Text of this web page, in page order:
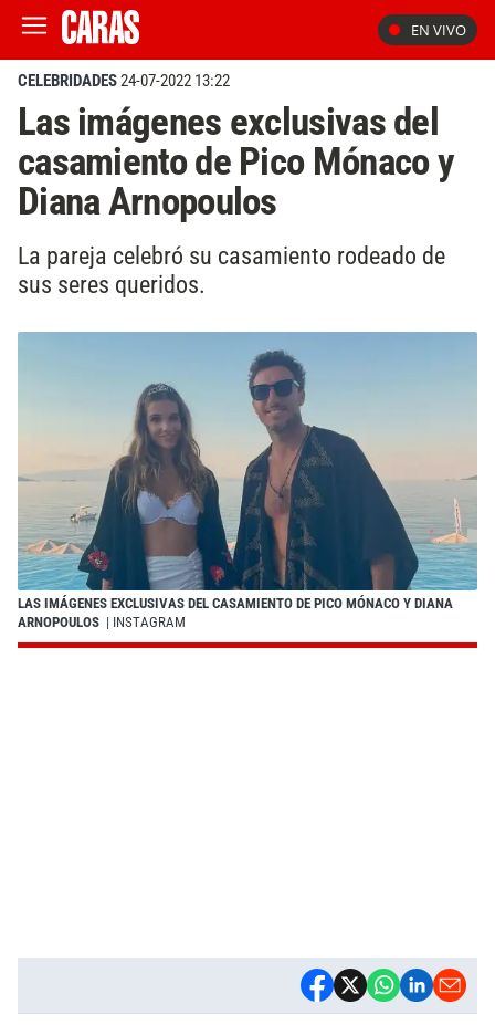
EN VIVO
CELEBRIDADES24-07-2022 13:22
Las imágenes exclusivas del
casamiento de Pico Mónaco y
Diana Arnopoulos
La pareja celebró su casamiento rodeado de
sus seres queridos.
LAS IMÁGENES EXCLUSIVAS DEL CASAMIENTO DE PICO MÓNACO Y DIANA
ARNOPOULOS | INSTAGRAM